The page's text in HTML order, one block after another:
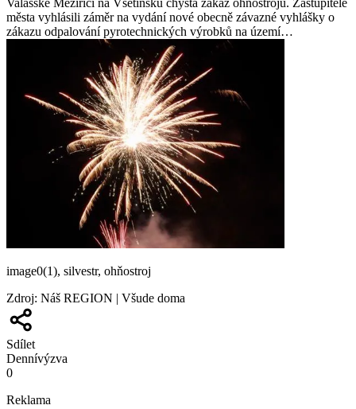
města vyhlásili záměr na vydání nové obecně závazné vyhlášky o
zákazu odpalování pyrotechnických výrobků na území…
image0(1), silvestr, ohňostroj
Zdroj: Náš REGION | Všude doma
Sdílet
Dennívýzva
0
Reklama